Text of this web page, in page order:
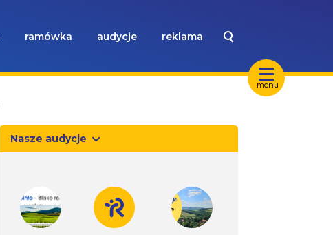
menu
ramówka audycje reklama
Nasze audycje